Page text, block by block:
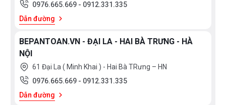
0976.665.669 - 0912.331.335
Dẫn đường
BEPANTOAN.VN - ĐẠI LA - HAI BÀ TRƯNG - HÀ
NỘI
61 Đại La ( Minh Khai ) - Hai Bà TRưng – HN
0976.665.669 - 0912.331.335
Dẫn đường